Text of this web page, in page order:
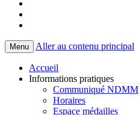
Menu Aller au contenu principal
Accueil
Informations pratiques
Communiqué NDMM
Horaires
Espace médailles